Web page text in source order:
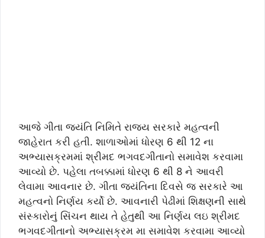
આજે ગીતા જયંતિ નિમિતે રાજ્ય સરકારે મહત્વની
જાહેરાત કરી હતી. શાળાઓમાં ધોરણ 6 થી 12 ના
અભ્યાસક્રમમાં શ્રીમદ ભગવદગીતાનો સમાવેશ કરવામા
આવ્યો છે. પહેલા તબક્કામાં ધોરણ 6 થી 8 ને આવરી
લેવામા આવનાર છે. ગીતા જયંતિના દિવસે જ સરકારે આ
મહત્વનો નિર્ણય કર્યો છે. આવનારી પેઢીમાં શિક્ષણની સાથે
સંસ્કારોનું સિંચન થાય તે હેતુથી આ નિર્ણય લઇ શ્રીમદ
ભગવદગીતાનો અભ્યાસક્રમ મા સમાવેશ કરવામા આવ્યો